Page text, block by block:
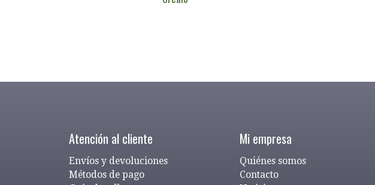
Atención al cliente
Envíos y devoluciones
Métodos de pago
Mi empresa
Quiénes somos
Contacto